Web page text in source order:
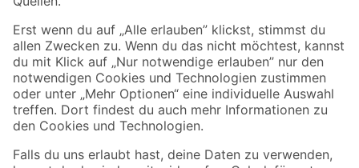
Sicher einkaufen
Jetzt die toom-App herunterladen